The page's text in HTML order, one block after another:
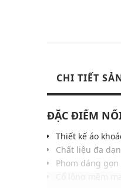
CHI TIẾT
ĐẶC ĐIỂM
Thiết kế áo
Chất liệu đa
Phom dáng